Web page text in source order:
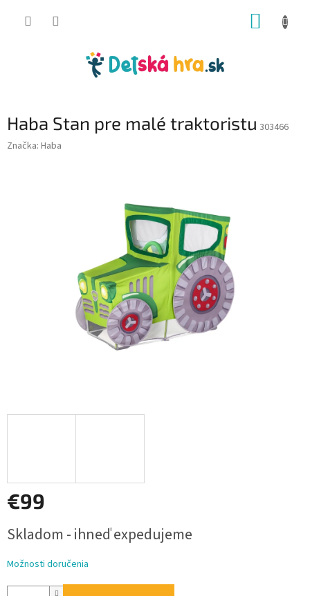
Haba Stan pre malé traktoristu 303466
Značka: Haba
€99
cena:
Skladom - ihneď expedujeme
Možnosti doručenia